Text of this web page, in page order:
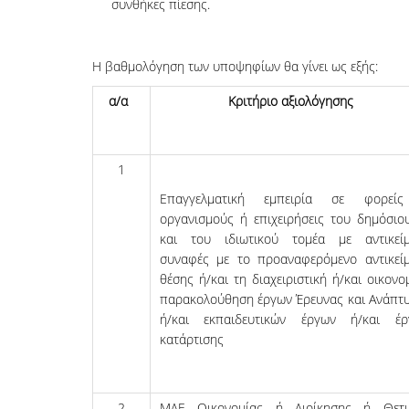
συνθήκες πίεσης.
Η βαθμολόγηση των υποψηφίων θα γίνει ως εξής:
α/α
Κριτήριο αξιολόγησης
1
Επαγγελματική εμπειρία σε
οργανισμούς ή επιχειρήσεις του
και του ιδιωτικού τομέα με
συναφές με το προαναφερόμενο
θέσης ή/και τη διαχειριστική ή/και
παρα­κο­λού­θηση έρ­­­γων Έρευνας και
ή/και εκπαιδευτικών έργων ή/και
κατάρτισης